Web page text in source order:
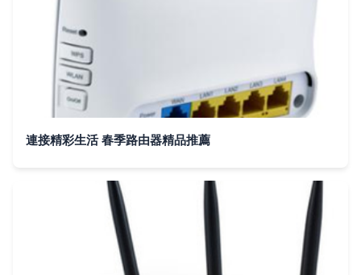
連接精彩生活 春季路由器精品推薦